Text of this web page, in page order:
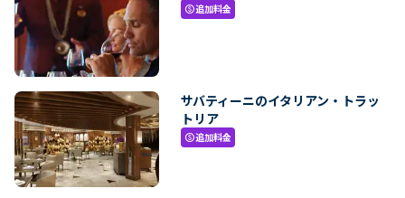
paid追加料金
サバティーニのイタリアン・トラッ
トリア
paid追加料金